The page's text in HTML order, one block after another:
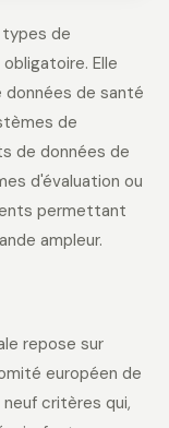
types de
Elle
de santé
de
de données de
d'évaluation ou
permettant
ampleur.
repose sur
européen de
critères qui,